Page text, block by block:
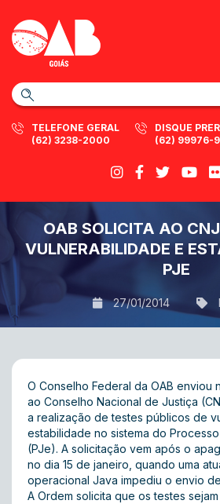
TELEFONE GERAL
(62) 3238-2000
DISQUE
(62) 99976-
OAB SOLICITA AO
VULNERABILIDADE E
PJE
27/01/2014
O Conselho Federal da OAB enviou
ao Conselho Nacional de Justiça
a realização de testes públicos de
estabilidade no sistema do
(PJe). A solicitação vem após o
no dia 15 de janeiro, quando uma
operacional Java impediu o envio
A Ordem solicita que os testes